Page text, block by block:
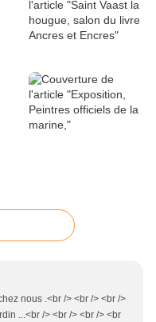
nous .<br /> <br /> <br />
...<br /> <br /> <br /> <br